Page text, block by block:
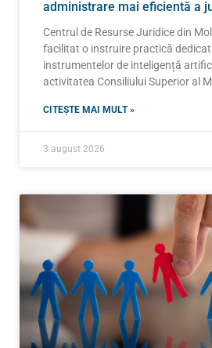
administrare mai eficientă a
Centrul de Resurse Juridice din
facilitat o instruire practică
instrumentelor de inteligență
activitatea Consiliului Superior al
CITEȘTE MAI MULT »
3 august 2026